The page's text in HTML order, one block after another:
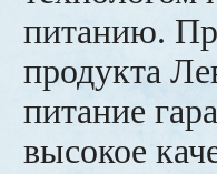
питанию.
продукта
питание
высокое